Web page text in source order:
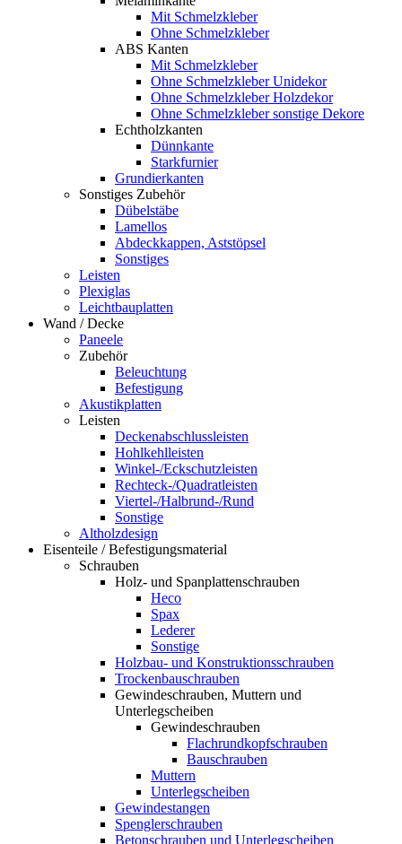
Mit Schmelzkleber
Ohne Schmelzkleber
ABS Kanten
Mit Schmelzkleber
Ohne Schmelzkleber Unidekor
Ohne Schmelzkleber Holzdekor
Ohne Schmelzkleber sonstige Dekore
Echtholzkanten
Dünnkante
Starkfurnier
Grundierkanten
Sonstiges Zubehör
Dübelstäbe
Lamellos
Abdeckkappen, Aststöpsel
Sonstiges
Leisten
Plexiglas
Leichtbauplatten
Wand / Decke
Paneele
Zubehör
Beleuchtung
Befestigung
Akustikplatten
Leisten
Deckenabschlussleisten
Hohlkehlleisten
Winkel-/Eckschutzleisten
Rechteck-/Quadratleisten
Viertel-/Halbrund-/Rund
Sonstige
Altholzdesign
Eisenteile / Befestigungsmaterial
Schrauben
Holz- und Spanplattenschrauben
Heco
Spax
Lederer
Sonstige
Holzbau- und Konstruktionsschrauben
Trockenbauschrauben
Gewindeschrauben, Muttern und
Unterlegscheiben
Gewindeschrauben
Flachrundkopfschrauben
Bauschrauben
Muttern
Unterlegscheiben
Gewindestangen
Spenglerschrauben
Betonschrauben und Unterlegscheiben